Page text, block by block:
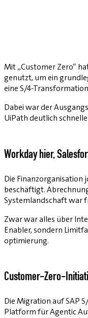
Mit „Customer Zero“
genutzt, um ein
eine S/4-
Dabei war der
UiPath deutlich
Workday hier,
Die
beschäftigt.
Systemlandschaft war
Zwar war alles über
Enabler, sondern
optimierung.
Customer-Zero-
Die Migration auf SAP
Platform für Agentic